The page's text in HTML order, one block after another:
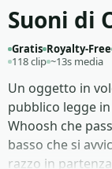
Suoni di
Gratis Royalty-Free
118 clip ~13s media
Un oggetto in
pubblico legge
Whoosh che
basso che si
razzo in